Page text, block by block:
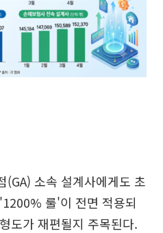
(GA) 소속 설계사에게도 초
룰'이 전면 적용되
도가 재편될지 주목된다.